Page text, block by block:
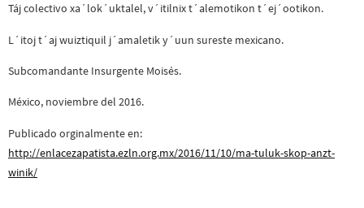
Táj colectivo xa´lok´uktalel, v´itilnix t´alemotikon t´ej´ootikon.
L´itoj t´aj wuiztiquil j´amaletik y´uun sureste mexicano.
Subcomandante Insurgente Moisés.
México, noviembre del 2016.
Publicado orginalmente en:
http://enlacezapatista.ezln.org.mx/2016/11/10/ma-tuluk-skop-anzt-
winik/